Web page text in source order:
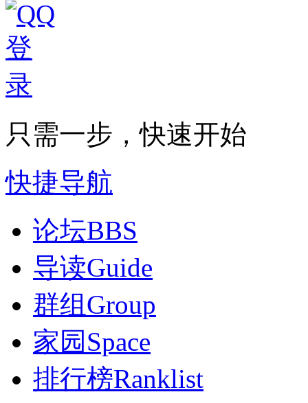
只需一步，快速开始
快捷导航
论坛BBS
导读Guide
群组 Group
家园 Space
排行榜Ranklist